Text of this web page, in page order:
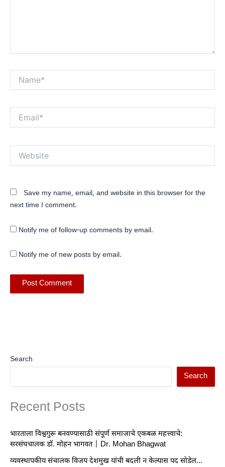
Save my name, email, and website in this browser for the
next time I comment.
Notify me of follow-up comments by email.
Notify me of new posts by email.
Search
Search
Recent Posts
भारताला विश्वगुरू बनवण्यासाठी संपूर्ण समाजाचे एकबळ महत्त्वाचे:
सरसंघचालक डॉ. मोहन भागवत | Dr. Mohan Bhagwat
व्यवस्थापकीय संचालक विजय देशमुख यांची बदली न केल्यास पद सोडेल…